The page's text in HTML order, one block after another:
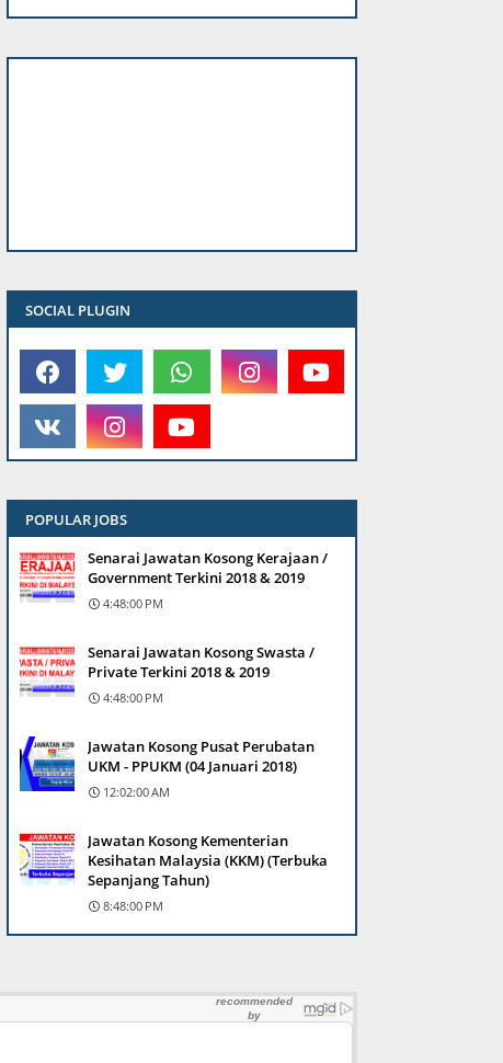
SOCIAL PLUGIN
POPULAR JOBS
Senarai Jawatan Kosong Kerajaan /
Government Terkini 2018 & 2019
4:48:00 PM
Senarai Jawatan Kosong Swasta /
Private Terkini 2018 & 2019
4:48:00 PM
Jawatan Kosong Pusat Perubatan
UKM - PPUKM (04 Januari 2018)
12:02:00 AM
Jawatan Kosong Kementerian
Kesihatan Malaysia (KKM) (Terbuka
Sepanjang Tahun)
8:48:00 PM